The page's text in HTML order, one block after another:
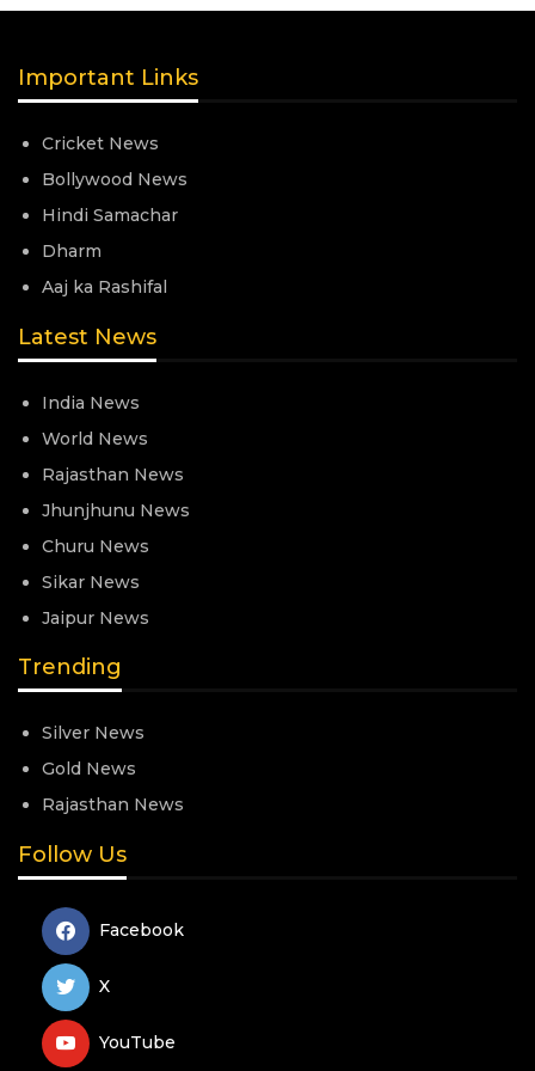
Important Links
Cricket News
Bollywood News
Hindi Samachar
Dharm
Aaj ka Rashifal
Latest News
India News
World News
Rajasthan News
Jhunjhunu News
Churu News
Sikar News
Jaipur News
Trending
Silver News
Gold News
Rajasthan News
Follow Us
Facebook
X
YouTube